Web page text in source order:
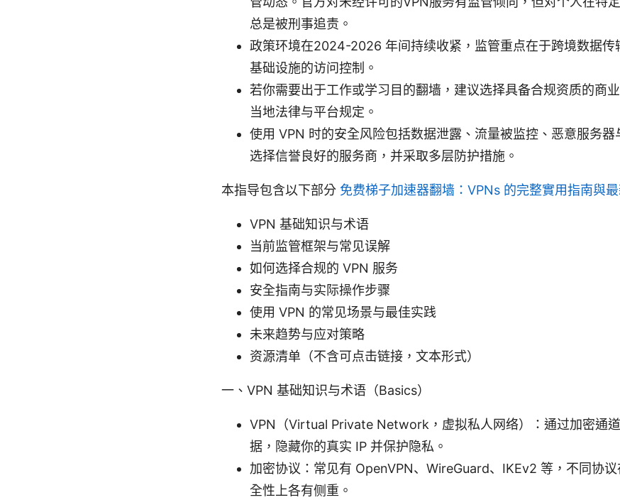
总是被刑事追责。
政策环境在2024-2026 年间持续收紧，监管重点在于跨境数据传
基础设施的访问控制。
若你需要出于工作或学习目的翻墙，建议选择具备合规资质的商
当地法律与平台规定。
使用 VPN 时的安全风险包括数据泄露、流量被监控、恶意服务器
选择信誉良好的服务商，并采取多层防护措施。
本指导包含以下部分 免费梯子加速器翻墙：VPNs 的完整實用指南與
VPN 基础知识与术语
当前监管框架与常见误解
如何选择合规的 VPN 服务
安全指南与实际操作步骤
使用 VPN 的常见场景与最佳实践
未来趋势与应对策略
资源清单（不含可点击链接，文本形式）
一、VPN 基础知识与术语（Basics）
VPN（Virtual Private Network，虚拟私人网络）：通过加密通
据，隐藏你的真实 IP 并保护隐私。
加密协议：常见有 OpenVPN、WireGuard、IKEv2 等，不同协
全性上各有侧重。